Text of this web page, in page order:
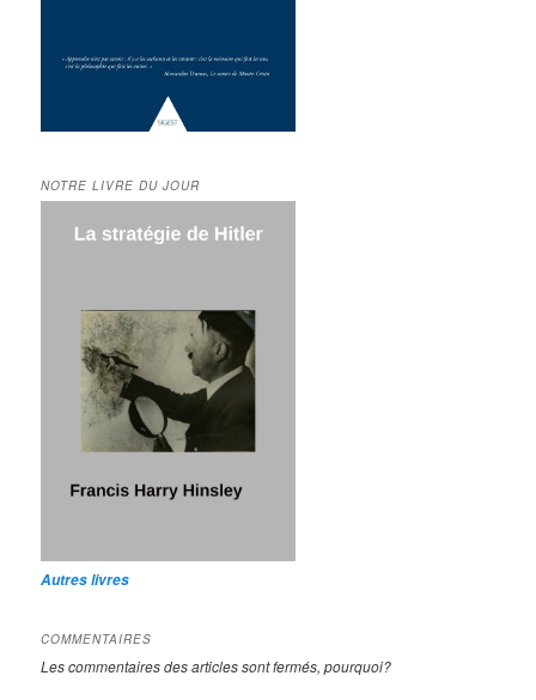
NOTRE LIVRE DU JOUR
Autres livres
COMMENTAIRES
Les commentaires des articles sont fermés, pourquoi?